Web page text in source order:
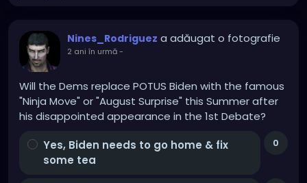
Nines_Rodriguez a adăugat o fotografie
2 ani în urmă-
Will the Dems replace POTUS Biden with the famous
"Ninja Move" or "August Surprise" this Summer after
his disappointed appearance in the 1st Debate?
Yes, Biden needs to go home & fix
some tea
0